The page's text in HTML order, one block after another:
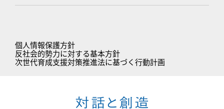
個人情報保護方針
反社会的勢力に対する基本方針
次世代育成支援対策推進法に基づく行動計画